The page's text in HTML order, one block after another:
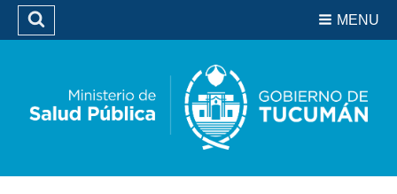
Biblioteca
MENU
Buscar